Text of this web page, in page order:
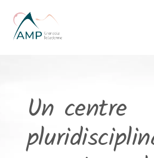
Un centre